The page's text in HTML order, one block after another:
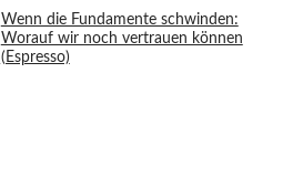
Wenn die Fundamente schwinden:
Worauf wir noch vertrauen können
(Espresso)